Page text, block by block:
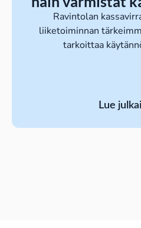
Ravintolan
liiketoiminnan
tarkoittaa
Lue